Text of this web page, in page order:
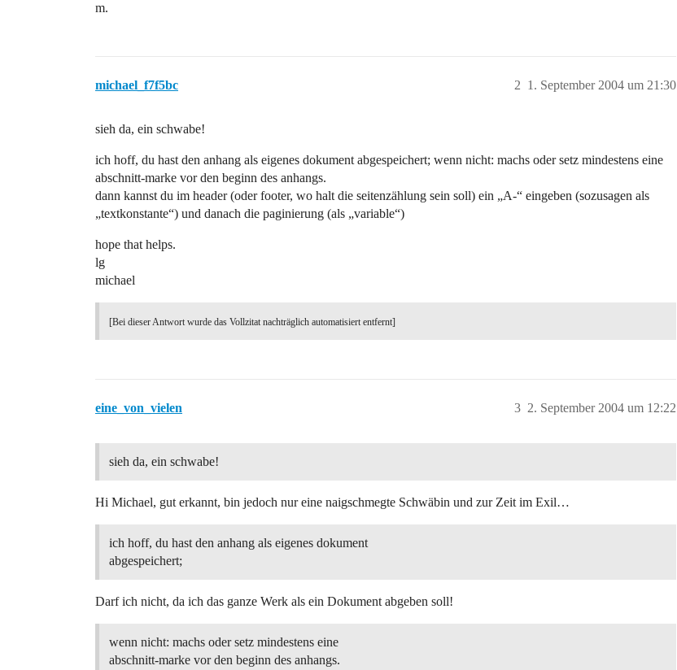
m.
michael_f7f5bc 1. September 2004 um 21:30
2
sieh da, ein schwabe!
ich hoff, du hast den anhang als eigenes dokument abgespeichert; wenn nicht: machs oder setz mindestens eine
abschnitt-marke vor den beginn des anhangs.
dann kannst du im header (oder footer, wo halt die seitenzählung sein soll) ein „A-“ eingeben (sozusagen als
„textkonstante“) und danach die paginierung (als „variable“)
hope that helps.
lg
michael
[Bei dieser Antwort wurde das Vollzitat nachträglich automatisiert entfernt]
eine_von_vielen 2. September 2004 um 12:22
3
sieh da, ein schwabe!
Hi Michael, gut erkannt, bin jedoch nur eine naigschmegte Schwäbin und zur Zeit im Exil…
ich hoff, du hast den anhang als eigenes dokument
abgespeichert;
Darf ich nicht, da ich das ganze Werk als ein Dokument abgeben soll!
wenn nicht: machs oder setz mindestens eine
abschnitt-marke vor den beginn des anhangs.